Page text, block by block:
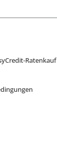
Ratenkauf